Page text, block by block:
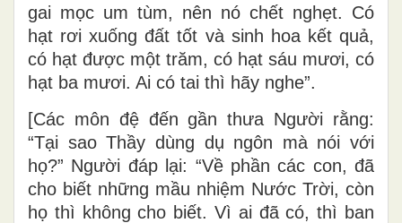
gai mọc um tùm, nên nó chết nghẹt. Có
hạt rơi xuống đất tốt và sinh hoa kết quả,
có hạt được một trăm, có hạt sáu mươi, có
hạt ba mươi. Ai có tai thì hãy nghe”.
[Các môn đệ đến gần thưa Người rằng:
“Tại sao Thầy dùng dụ ngôn mà nói với
họ?” Người đáp lại: “Về phần các con, đã
cho biết những mầu nhiệm Nước Trời, còn
họ thì không cho biết. Vì ai đã có, thì ban